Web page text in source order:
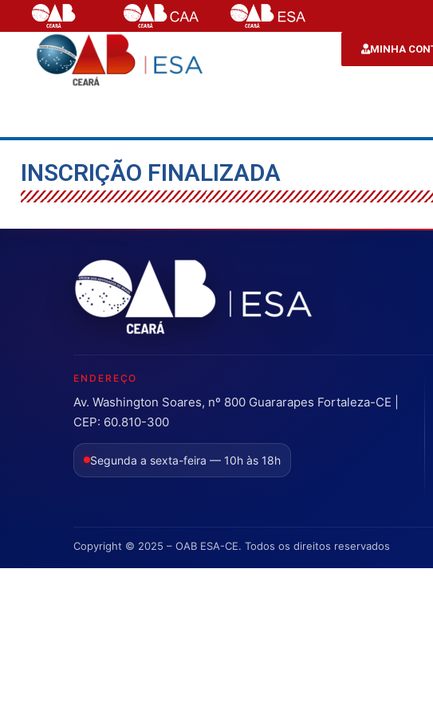
MINHA
INSCRIÇÃO FINALIZADA
ENDEREÇO
Av. Washington Soares, nº 800 Guararapes Fortaleza-CE |
CEP: 60.810-300
Segunda a sexta-feira — 10h às 18h
Copyright © 2025 – OAB ESA-CE. Todos os direitos reservados